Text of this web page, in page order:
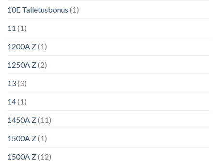
10E Talletusbonus (1)
11 (1)
1200A Z(1)
1250A Z(2)
13(3)
14(1)
1450A Z(11)
1500A Z(1)
1500A Z(12)